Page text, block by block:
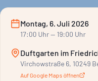
Montag, 6. Juli 2026
17:00 Uhr— 19:00 Uhr
Duftgarten im
Virchowstraße 6, 10249
Auf Google Maps öffnen